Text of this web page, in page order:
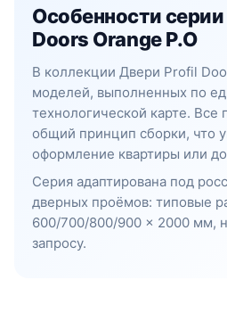
Особенности
Doors Orange P.O
В коллекции Двери Profil
моделей, выполненных по
технологической карте. Все
общий принцип сборки, что
оформление квартиры или
Серия адаптирована под
дверных проёмов: типовые
600/700/800/900 × 2000 мм,
запросу.